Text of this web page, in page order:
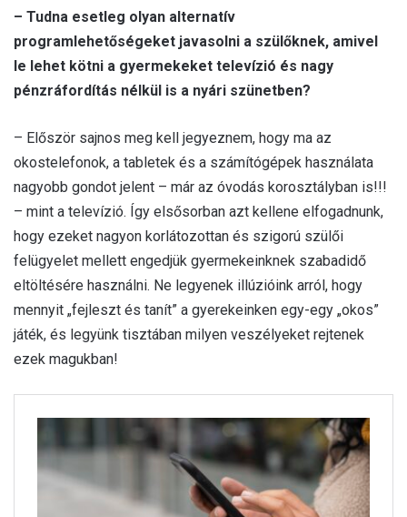
– Tudna esetleg olyan alternatív
programlehetőségeket javasolni a szülőknek, amivel
le lehet kötni a gyermekeket televízió és nagy
pénzráfordítás nélkül is a nyári szünetben?
– Először sajnos meg kell jegyeznem, hogy ma az
okostelefonok, a tabletek és a számítógépek használata
nagyobb gondot jelent – már az óvodás korosztályban is!!!
– mint a televízió. Így elsősorban azt kellene elfogadnunk,
hogy ezeket nagyon korlátozottan és szigorú szülői
felügyelet mellett engedjük gyermekeinknek szabadidő
eltöltésére használni. Ne legyenek illúzióink arról, hogy
mennyit „fejleszt és tanít” a gyerekeinken egy-egy „okos”
játék, és legyünk tisztában milyen veszélyeket rejtenek
ezek magukban!